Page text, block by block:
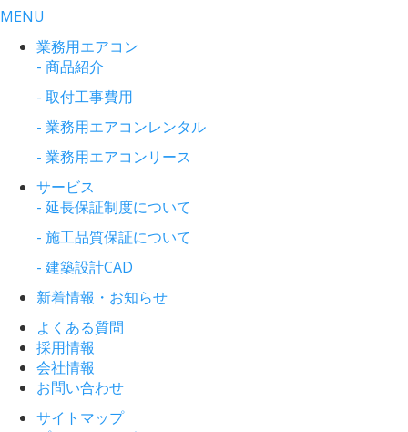
MENU
業務用エアコン
- 商品紹介
- 取付工事費用
- 業務用エアコンレンタル
- 業務用エアコンリース
サービス
- 延長保証制度について
- 施工品質保証について
- 建築設計CAD
新着情報・お知らせ
よくある質問
採用情報
会社情報
お問い合わせ
サイトマップ